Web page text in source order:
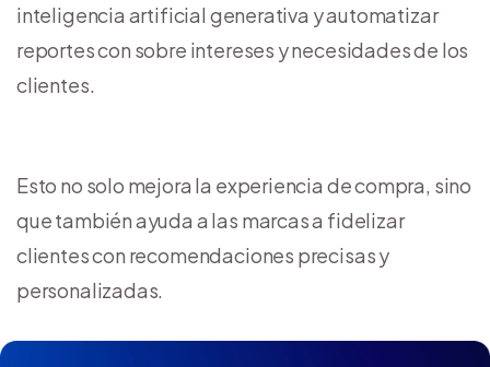
inteligencia artificial generativa y automatizar
reportes con sobre intereses y necesidades de los
clientes.
Esto no solo mejora la experiencia de compra, sino
que también ayuda a las marcas a fidelizar
clientes con recomendaciones precisas y
personalizadas.